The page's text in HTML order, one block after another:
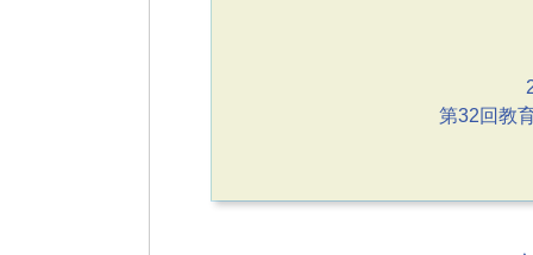
第32回教